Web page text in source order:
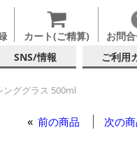
カート(ご精算) お問
SNS/情報 ご利用
ンググラス 500ml
前の商品 次の